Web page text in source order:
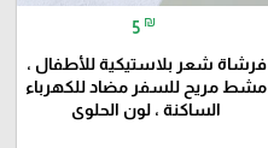
5 ₪
فرشاة شعر بلاستيكية للأطفال ،
مشط مريح للسفر مضاد للكهرباء
الساكنة ، لون الحلوى